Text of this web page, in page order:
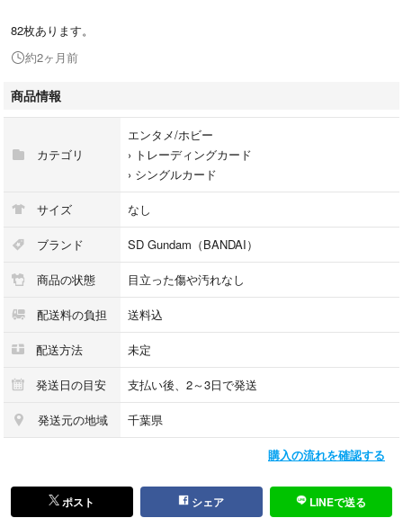
82枚あります。
約2ヶ月前
商品情報
カテゴリ
エンタメ/ホビー
› トレーディングカード
› シングルカード
サイズ なし
ブランド SD Gundam（BANDAI）
商品の状態 目立った傷や汚れなし
配送料の負担 送料込
配送方法 未定
発送日の目安 支払い後、2～3日で発送
発送元の地域 千葉県
購入の流れを確認する
ポスト シェア LINEで送る